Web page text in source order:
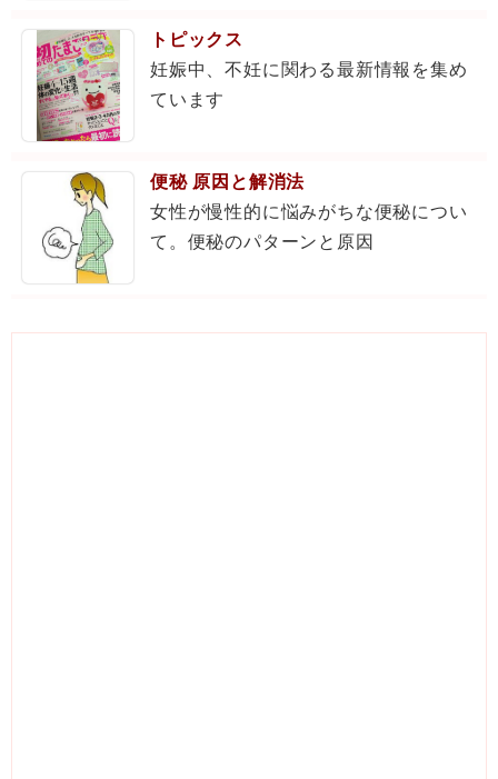
トピックス
妊娠中、不妊に関わる最新情報を集め
ています
便秘 原因と解消法
女性が慢性的に悩みがちな便秘につい
て。便秘のパターンと原因